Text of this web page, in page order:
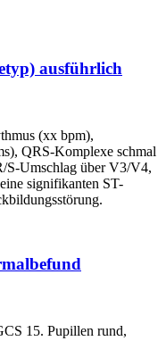
ausführlich
(xx bpm),
QRS-Komplexe schmal
S-Umschlag über V3/V4,
signifikanten ST-
15. Pupillen rund,